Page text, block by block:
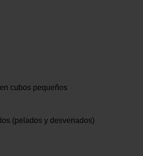
cubos pequeños
(pelados y desvenados)